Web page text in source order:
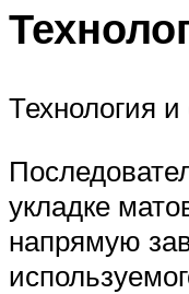
Технология
укладке
напрямую